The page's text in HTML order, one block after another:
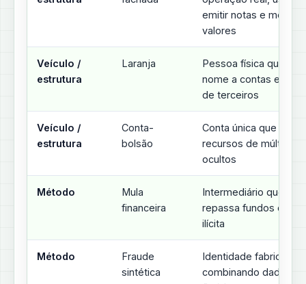
emitir notas e
valores
Veículo /
estrutura
Laranja
Pessoa física que
nome a contas e
de terceiros
Veículo /
estrutura
Conta-
bolsão
Conta única que
recursos de múltiplos
ocultos
Método
Mula
financeira
Intermediário que
repassa fundos de
ilícita
Método
Fraude
sintética
Identidade fabricada
combinando dados